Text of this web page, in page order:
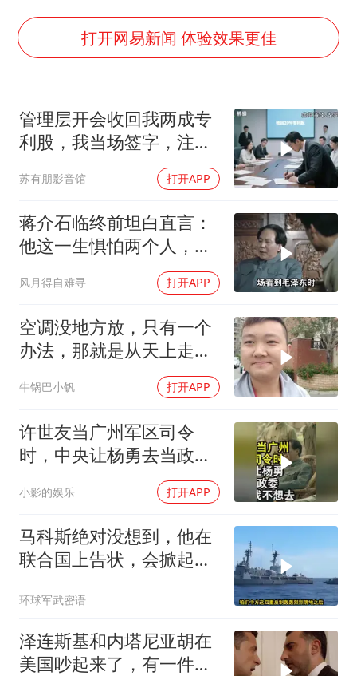
台风白海豚最新路径研判来了
船舶避风项目停工 多地全力防台风
我国编制完成新版全月地质图
“深圳地面沉降致车辆损坏”不实
男子结婚8年发现3个女儿均非亲生
奋进开新局 实干挑大梁
打开网易新闻 体验效果更佳
管理层开会收回我两成专
利股，我当场签字，注销
核心技术授权，全员慌了
苏有朋影音馆 打开APP
蒋介石临终前坦白直言：
他这一生惧怕两个人，却
风月得自难寻 打开APP
空调没地方放，只有一个
办法，那就是从天上走，
牛锅巴小钒 打开APP
许世友当广州军区司令
时，中央让杨勇去当政
委，杨勇说：我不想去
小影的娱乐 打开APP
马科斯绝对没想到，他在
联合国上告状，会掀起中
环球军武密语
泽连斯基和内塔尼亚胡在
美国吵起来了，有一件事